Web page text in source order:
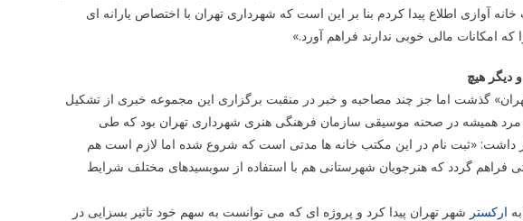
آوازی اطلاع پیدا کردم بنا بر این است که شهرداری تهران با اختصاص یارانه ای
امکانات مالی خوبی ندارند فراهم آورد.»
آواز تهران» گذشت اما جز چند مصاحبه و خبر در منقبت برگزاری این مجموعه خبری از تشکیل
مرد همیشه در صحنه موسیقی سازمان فرهنگی هنری شهرداری تهران بود که طی
داشت: «ثبت نام در این مکتب خانه ها مدتی است که شروع شده اما لازم است هم
فراهم گردد که هنرجویان شهرستانی هم با استفاده از سوبسیدهای مختلف شرایط
ارکستر شهر تهران پیدا کرد و پروژه ای که می توانست به سهم خود تاثیر بسزایی در